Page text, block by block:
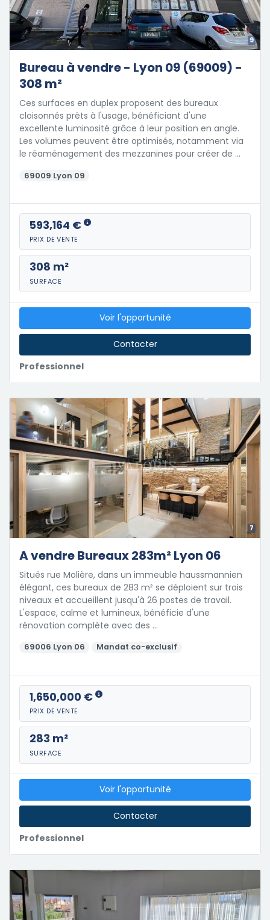
9
Bureau à vendre - Lyon 09 (69009) -
308 m²
Ces surfaces en duplex proposent des bureaux
cloisonnés prêts à l'usage, bénéficiant d'une
excellente luminosité grâce à leur position en angle.
Les volumes peuvent être optimisés, notamment via
le réaménagement des mezzanines pour créer de …
69009 Lyon 09
593,164 €
PRIX DE VENTE
308 m²
SURFACE
Professionnel
Voir l'opportunité
Contacter
7
A vendre Bureaux 283m² Lyon 06
Situés rue Molière, dans un immeuble haussmannien
élégant, ces bureaux de 283 m² se déploient sur trois
niveaux et accueillent jusqu'à 26 postes de travail.
L'espace, calme et lumineux, bénéficie d'une
rénovation complète avec des …
69006 Lyon 06 Mandat co-exclusif
1,650,000 €
PRIX DE VENTE
283 m²
SURFACE
Professionnel
Voir l'opportunité
Contacter